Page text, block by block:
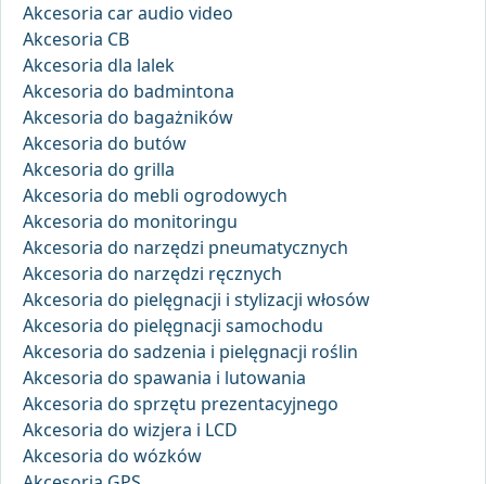
Akcesoria car audio video
Akcesoria CB
Akcesoria dla lalek
Akcesoria do badmintona
Akcesoria do bagażników
Akcesoria do butów
Akcesoria do grilla
Akcesoria do mebli ogrodowych
Akcesoria do monitoringu
Akcesoria do narzędzi pneumatycznych
Akcesoria do narzędzi ręcznych
Akcesoria do pielęgnacji i stylizacji włosów
Akcesoria do pielęgnacji samochodu
Akcesoria do sadzenia i pielęgnacji roślin
Akcesoria do spawania i lutowania
Akcesoria do sprzętu prezentacyjnego
Akcesoria do wizjera i LCD
Akcesoria do wózków